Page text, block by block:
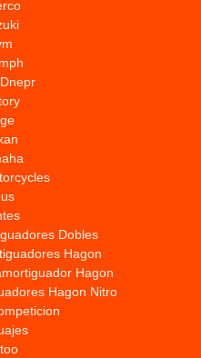
Dobles
Hagon
Hagon
Hagon Nitro